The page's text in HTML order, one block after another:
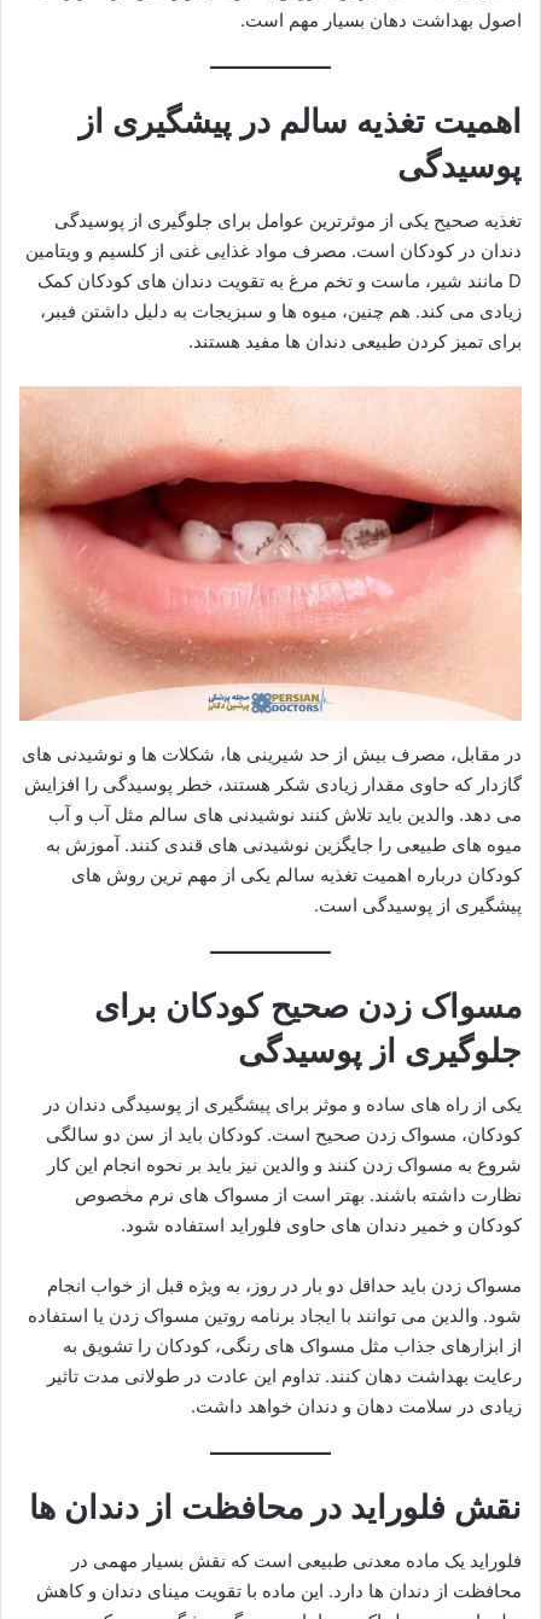
اصول بهداشت دهان بسیار مهم است.
اهمیت تغذیه سالم در پیشگیری از
پوسیدگی
تغذیه صحیح یکی از موثرترین عوامل برای جلوگیری از پوسیدگی
دندان در کودکان است. مصرف مواد غذایی غنی از کلسیم و ویتامین
D مانند شیر، ماست و تخم مرغ به تقویت دندان های کودکان کمک
زیادی می کند. هم چنین، میوه ها و سبزیجات به دلیل داشتن فیبر،
برای تمیز کردن طبیعی دندان ها مفید هستند.
در مقابل، مصرف بیش از حد شیرینی ها، شکلات ها و نوشیدنی های
گازدار که حاوی مقدار زیادی شکر هستند، خطر پوسیدگی را افزایش
می دهد. والدین باید تلاش کنند نوشیدنی های سالم مثل آب و آب
میوه های طبیعی را جایگزین نوشیدنی های قندی کنند. آموزش به
کودکان درباره اهمیت تغذیه سالم یکی از مهم ترین روش های
پیشگیری از پوسیدگی است.
مسواک زدن صحیح کودکان برای
جلوگیری از پوسیدگی
یکی از راه های ساده و موثر برای پیشگیری از پوسیدگی دندان در
کودکان، مسواک زدن صحیح است. کودکان باید از سن دو سالگی
شروع به مسواک زدن کنند و والدین نیز باید بر نحوه انجام این کار
نظارت داشته باشند. بهتر است از مسواک های نرم مخصوص
کودکان و خمیر دندان های حاوی فلوراید استفاده شود.
مسواک زدن باید حداقل دو بار در روز، به ویژه قبل از خواب انجام
شود. والدین می توانند با ایجاد برنامه روتین مسواک زدن یا استفاده
از ابزارهای جذاب مثل مسواک های رنگی، کودکان را تشویق به
رعایت بهداشت دهان کنند. تداوم این عادت در طولانی مدت تاثیر
زیادی در سلامت دهان و دندان خواهد داشت.
نقش فلوراید در محافظت از دندان ها
فلوراید یک ماده معدنی طبیعی است که نقش بسیار مهمی در
محافظت از دندان ها دارد. این ماده با تقویت مینای دندان و کاهش